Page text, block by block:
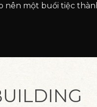
nên một buổi tiệc